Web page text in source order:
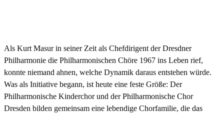
Als Kurt Masur in seiner Zeit als Chefdirigent der Dresdner
Philharmonie die Philharmonischen Chöre 1967 ins Leben rief,
konnte niemand ahnen, welche Dynamik daraus entstehen würde.
Was als Initiative begann, ist heute eine feste Größe: Der
Philharmonische Kinderchor und der Philharmonische Chor
Dresden bilden gemeinsam eine lebendige Chorfamilie, die das